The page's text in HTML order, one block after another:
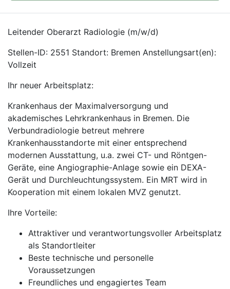
Leitender Oberarzt Radiologie (m/w/d)
Stellen-ID: 2551 Standort: Bremen Anstellungsart(en):
Vollzeit
Ihr neuer Arbeitsplatz:
Krankenhaus der Maximalversorgung und
akademisches Lehrkrankenhaus in Bremen. Die
Verbundradiologie betreut mehrere
Krankenhausstandorte mit einer entsprechend
modernen Ausstattung, u.a. zwei CT- und Röntgen-
Geräte, eine Angiographie-Anlage sowie ein DEXA-
Gerät und Durchleuchtungssystem. Ein MRT wird in
Kooperation mit einem lokalen MVZ genutzt.
Ihre Vorteile:
Attraktiver und verantwortungsvoller Arbeitsplatz
als Standortleiter
Beste technische und personelle
Voraussetzungen
Freundliches und engagiertes Team